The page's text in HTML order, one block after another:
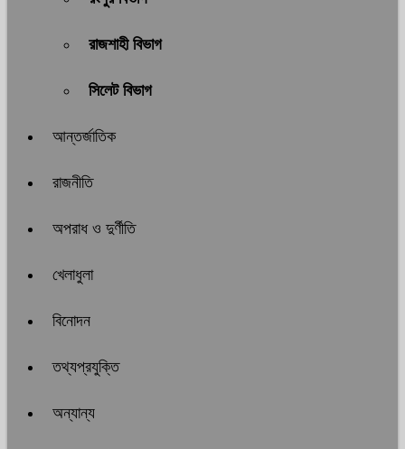
রাজশাহী বিভাগ
সিলেট বিভাগ
আন্তর্জাতিক
রাজনীতি
অপরাধ ও দুর্ণীতি
খেলাধুলা
বিনোদন
তথ্যপ্রযুক্তি
অন্যান্য